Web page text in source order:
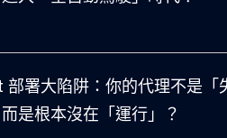
署大陷阱：你的代理不是「
是根本沒在「運行」？